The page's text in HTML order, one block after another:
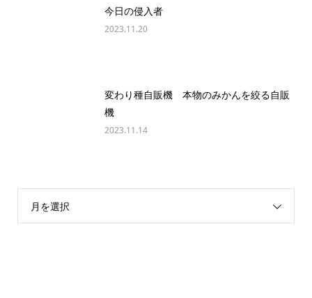
今日の侵入者
2023.11.20
変わり種自販機 本物のみかんを絞る自販
機
2023.11.14
月を選択